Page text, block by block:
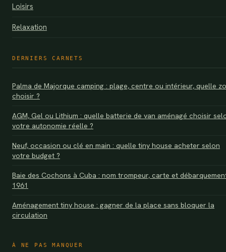
Loisirs
Relaxation
DERNIERS CARNETS
Palma de Majorque camping : plage, centre ou intérieur, quelle
choisir ?
AGM, Gel ou Lithium : quelle batterie de van aménagé choisir
votre autonomie réelle ?
Neuf, occasion ou clé en main : quelle tiny house acheter selon
votre budget ?
Baie des Cochons à Cuba : nom trompeur, carte et
1961
Aménagement tiny house : gagner de la place sans bloquer la
circulation
À NE PAS MANQUER